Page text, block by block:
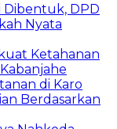
Dibentuk, DPD
Nyata
Ketahanan
di Karo
Berdasarkan